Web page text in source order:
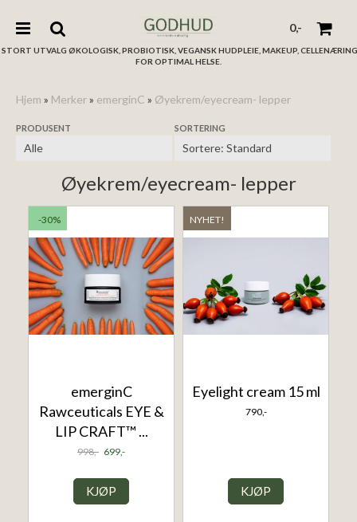
0,-
STORT UTVALG ØKOLOGISK, PROBIOTISK, VEGANSK HUDPLEIE, MAKEUP, CELLENÆRING
FOR OPTIMAL HELSE.
Hjem » Merker» emerginC » Øyekrem/eyecream- lepper
PRODUSENT SORTERING
Øyekrem/eyecream- lepper
-30%
emerginC
Rawceuticals EYE &
LIP CRAFT™ ...
998,- 699,-
KJØP
NYHET!
Eyelight cream 15 ml
790,-
KJØP